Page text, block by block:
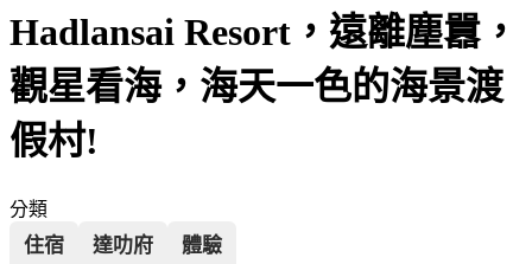
Hadlansai Resort，遠離塵囂，
觀星看海，海天一色的海景渡
假村!
分類
住宿 達叻府 體驗